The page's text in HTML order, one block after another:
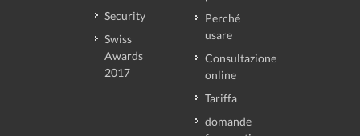
Security
Swiss
Awards
2017
Perché
usare
Consultazione
online
Tariffa
domande